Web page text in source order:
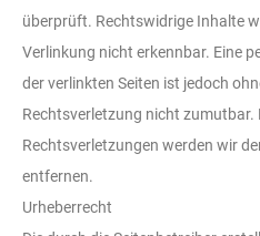
überprüft. Rechtswidrige Inhalte
Verlinkung nicht erkennbar. Eine
der verlinkten Seiten ist jedoch
Rechtsverletzung nicht zumutbar.
Rechtsverletzungen werden wir
entfernen.
Urheberrecht